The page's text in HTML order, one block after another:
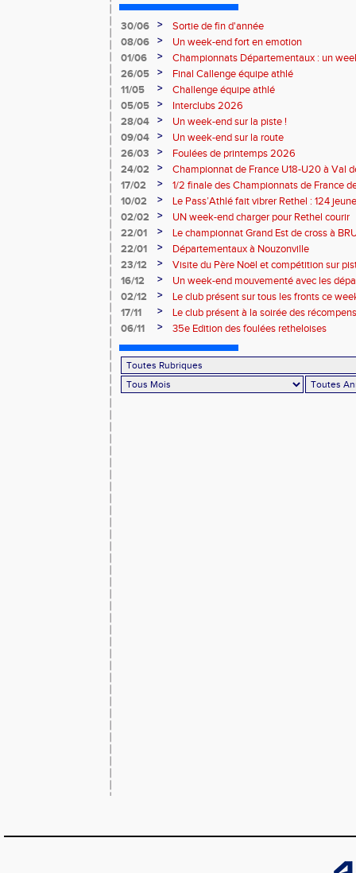
30/06 >
Sortie de fin d'année
08/06
>
Un week-end fort en emotion
01/06
>
Championnats Départementaux : un
performances
26/05 >
Final Callenge équipe athlé
11/05
>
Challenge équipe athlé
05/05
>
Interclubs 2026
28/04
>
Un week-end sur la piste !
09/04
>
Un week-end sur la route
26/03
>
Foulées de printemps 2026
24/02
>
Championnat de France U18-U20 à Val
17/02
>
1/2 finale des Championnats de France
10/02
>
Le Pass’Athlé fait vibrer Rethel : 124
02/02
>
UN week-end charger pour Rethel courir
22/01
>
Le championnat Grand Est de cross à
22/01
>
Départementaux à Nouzonville
23/12
>
Visite du Père Noël et compétition sur
16/12
>
Un week-end mouvementé avec les
02/12
>
Le club présent sur tous les fronts ce
17/11
>
Le club présent à la soirée des
l’Atmosphère
06/11 > 35e Edition des foulées retheloises